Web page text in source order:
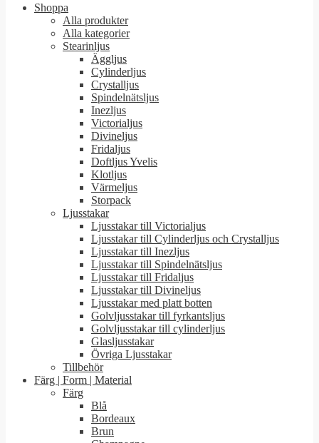
Shoppa
Alla produkter
Alla kategorier
Stearinljus
Äggljus
Cylinderljus
Crystalljus
Spindelnätsljus
Inezljus
Victorialjus
Divineljus
Fridaljus
Doftljus Yvelis
Klotljus
Värmeljus
Storpack
Ljusstakar
Ljusstakar till Victorialjus
Ljusstakar till Cylinderljus och Crystalljus
Ljusstakar till Inezljus
Ljusstakar till Spindelnätsljus
Ljusstakar till Fridaljus
Ljusstakar till Divineljus
Ljusstakar med platt botten
Golvljusstakar till fyrkantsljus
Golvljusstakar till cylinderljus
Glasljusstakar
Övriga Ljusstakar
Tillbehör
Färg | Form | Material
Färg
Blå
Bordeaux
Brun